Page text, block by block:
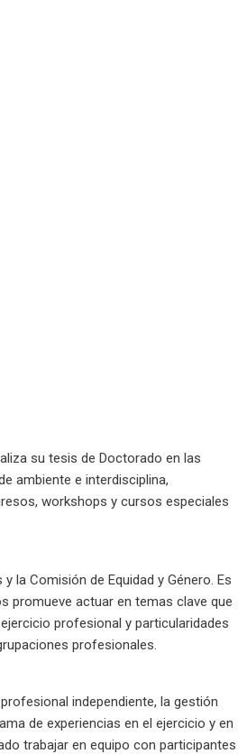
su tesis de Doctorado en las
ambiente e interdisciplina,
workshops y cursos especiales
la Comisión de Equidad y Género. Es
promueve actuar en temas clave que
profesional y particularidades
profesionales.
independiente, la gestión
de experiencias en el ejercicio y en
trabajar en equipo con participantes